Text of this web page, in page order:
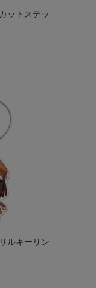
ットステッ
ルキーリン